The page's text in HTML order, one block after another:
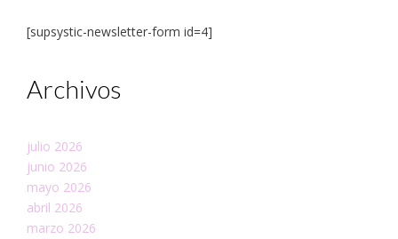
[supsystic-newsletter-form id=4]
Archivos
julio 2026
junio 2026
mayo 2026
abril 2026
marzo 2026